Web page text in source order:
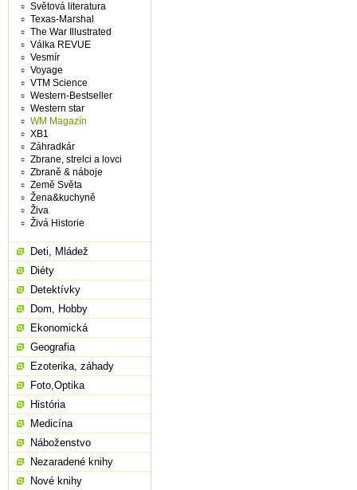
Světová literatura
Texas-Marshal
The War Illustrated
Válka REVUE
Vesmír
Voyage
VTM Science
Western-Bestseller
Western star
WM Magazín
XB1
Záhradkár
Zbrane, strelci a lovci
Zbraně & náboje
Země Světa
Žena&kuchyně
Živa
Živá Historie
Deti, Mládež
Diéty
Detektívky
Dom, Hobby
Ekonomická
Geografia
Ezoterika, záhady
Foto,Optika
História
Medicína
Náboženstvo
Nezaradené knihy
Nové knihy